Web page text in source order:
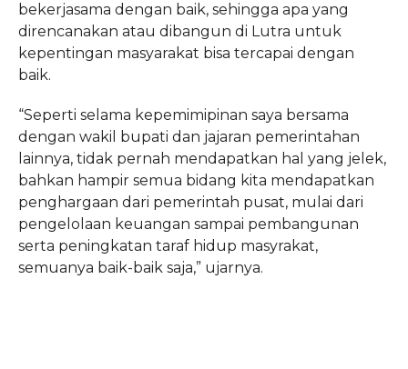
bekerjasama dengan baik, sehingga apa yang
direncanakan atau dibangun di Lutra untuk
kepentingan masyarakat bisa tercapai dengan
baik.
“Seperti selama kepemimipinan saya bersama
dengan wakil bupati dan jajaran pemerintahan
lainnya, tidak pernah mendapatkan hal yang jelek,
bahkan hampir semua bidang kita mendapatkan
penghargaan dari pemerintah pusat, mulai dari
pengelolaan keuangan sampai pembangunan
serta peningkatan taraf hidup masyrakat,
semuanya baik-baik saja,” ujarnya.